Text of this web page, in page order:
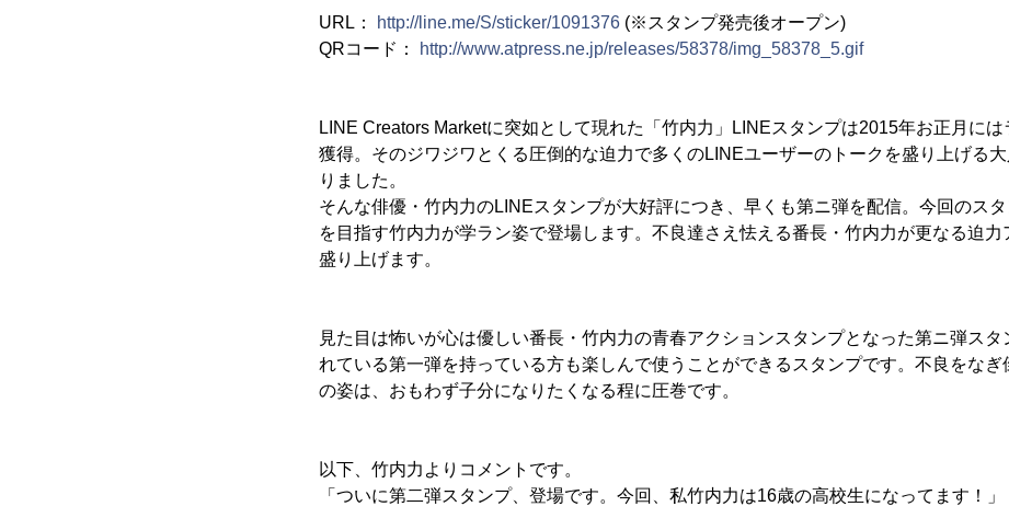
URL： http://line.me/S/sticker/1091376 (※スタンプ発売後オープン)
QRコード：
http://www.atpress.ne.jp/releases/58378/img_58378_5.gif
LINE Creators Marketに突如として現れた「竹内力」LINEスタンプは2015年お正月に
獲得。そのジワジワとくる圧倒的な迫力で多くのLINEユーザーのトークを盛り上げる
りました。
そんな俳優・竹内力のLINEスタンプが大好評につき、早くも第ニ弾を配信。今回のス
を目指す竹内力が学ラン姿で登場します。不良達さえ怯える番長・竹内力が更なる迫力
盛り上げます。
見た目は怖いが心は優しい番長・竹内力の青春アクションスタンプとなった第ニ弾スタ
れている第一弾を持っている方も楽しんで使うことができるスタンプです。不良をなぎ
の姿は、おもわず子分になりたくなる程に圧巻です。
以下、竹内力よりコメントです。
「ついに第二弾スタンプ、登場です。今回、私竹内力は16歳の高校生になってます！」